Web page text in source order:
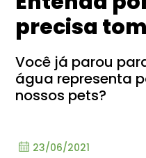
precisa
Você já parou
água representa
nossos pets?
23/06/2021